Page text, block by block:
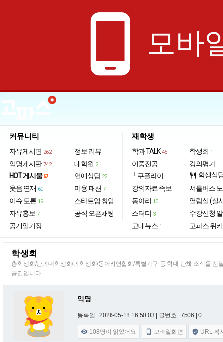
phone_android 모바
커뮤니티
자유게시판 262
익명게시판 742
HOT 게시물
웃음·연재 60
이슈·토론 19
자유홍보 7
공개일기장
정보·리뷰
대학원 2
연애상담 22
미용·패션 7
스타트업·창업
공식 오픈채팅
재학생
학과 TALK 45
이중전공
└ 쿠플라이
강의자료·족보
동아리 10
스터디 3
고대뉴스 1
학생회 1
강의평가
restaurant 학생식
셔틀버스
열람실 (실
수강신청
고파스 위키
학생회
총학생회/단과대학생회/과학생회/동아리연합회/특별기구 등 학내 단체 소식을 전
공간입니다.
익명
등록일 : 2026-05-18 16:50:03 | 글번호 : 7506 | 0
 108명이 읽었어요  모바일화면  URL 복